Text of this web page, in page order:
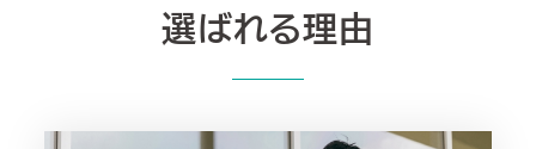
選ばれる理由